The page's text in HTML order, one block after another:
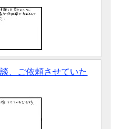
、ご依頼させていた